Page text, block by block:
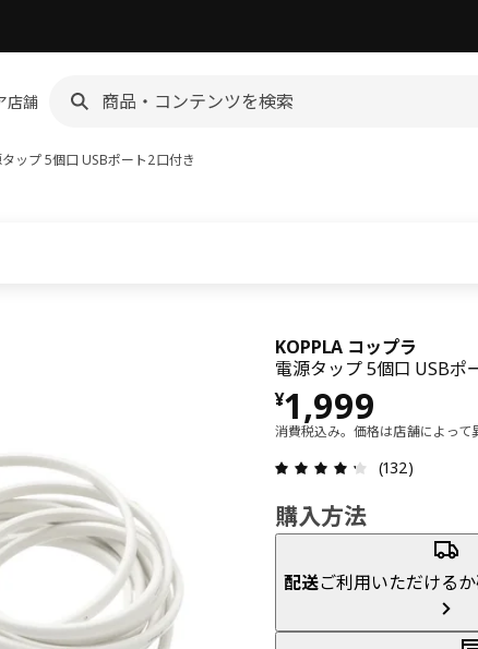
店舗
ップ 5個口 USBポート2口付き
KOPPLA コップラ
電源タップ 5個口 USBポ
¥1,999
価格 ¥ 1999
消費税込み。価格は店舗によって
(132)
購入方法
配送ご利用いただける